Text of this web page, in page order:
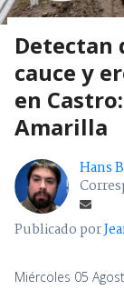
cauce y
en
Amarilla
Hans
Publicado por
Miércoles 05